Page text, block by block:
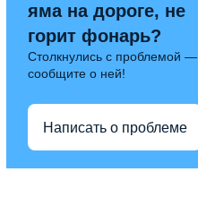
яма на дороге, не
горит фонарь?
Столкнулись с проблемой —
сообщите о ней!
Написать о проблеме